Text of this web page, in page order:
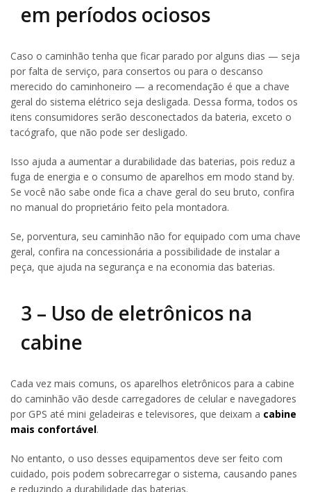
em períodos ociosos
Caso o caminhão tenha que ficar parado por alguns dias — seja
por falta de serviço, para consertos ou para o descanso
merecido do caminhoneiro — a recomendação é que a chave
geral do sistema elétrico seja desligada. Dessa forma, todos os
itens consumidores serão desconectados da bateria, exceto o
tacógrafo, que não pode ser desligado.
Isso ajuda a aumentar a durabilidade das baterias, pois reduz a
fuga de energia e o consumo de aparelhos em modo stand by.
Se você não sabe onde fica a chave geral do seu bruto, confira
no manual do proprietário feito pela montadora.
Se, porventura, seu caminhão não for equipado com uma chave
geral, confira na concessionária a possibilidade de instalar a
peça, que ajuda na segurança e na economia das baterias.
3 – Uso de eletrônicos na
cabine
Cada vez mais comuns, os aparelhos eletrônicos para a cabine
do caminhão vão desde carregadores de celular e navegadores
por GPS até mini geladeiras e televisores, que deixam a cabine
mais confortável.
No entanto, o uso desses equipamentos deve ser feito com
cuidado, pois podem sobrecarregar o sistema, causando panes
e reduzindo a durabilidade das baterias.